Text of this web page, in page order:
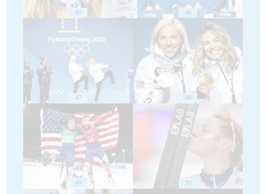
45 46
47 48
49 50